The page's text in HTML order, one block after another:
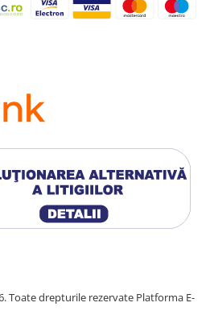
Toate drepturile rezervate Platforma E-